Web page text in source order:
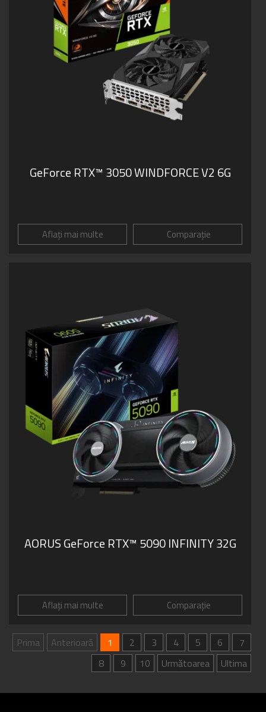
GeForce RTX™ 3050 WINDFORCE V2 6G
Aflați mai multe Comparație
AORUS GeForce RTX™ 5090 INFINITY 32G
Aflați mai multe Comparație
Prima Anterioară 1 2 3 4 5 6
7
8
9 10 Următoarea Ultima